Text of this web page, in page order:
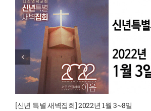
[신년 특별 새벽집회] 2022년 1월 3~8일